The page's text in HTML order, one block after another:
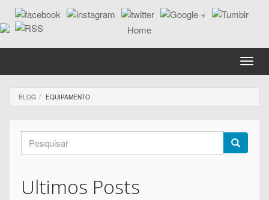
Passar
para
o
Toggle
BLOG EQUIPAMENTO
Formulário
de
pesquisa
Ultimos Posts